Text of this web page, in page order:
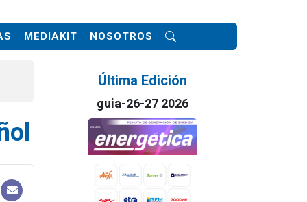
MEDIAKIT NOSOTROS
Última Edición
guia-26-27 2026